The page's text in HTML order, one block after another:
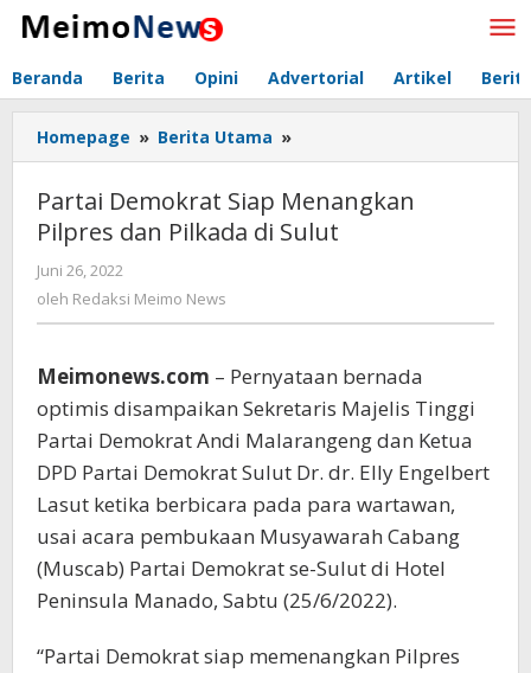
Lewati
Beranda Berita Opini Advertorial Artikel
Homepage » Berita Utama »
Demokrat
Menangkan
Pilpres
Partai Demokrat Siap Menangkan
Pilpres dan Pilkada di Sulut
Juni 26, 2022
Redaksi
oleh Redaksi Meimo News
Meimonews.com – Pernyataan bernada
optimis disampaikan Sekretaris Majelis Tinggi
Partai Demokrat Andi Malarangeng dan Ketua
DPD Partai Demokrat Sulut Dr. dr. Elly Engelbert
Lasut ketika berbicara pada para wartawan,
usai acara pembukaan Musyawarah Cabang
(Muscab) Partai Demokrat se-Sulut di Hotel
Peninsula Manado, Sabtu (25/6/2022).
“Partai Demokrat siap memenangkan Pilpres